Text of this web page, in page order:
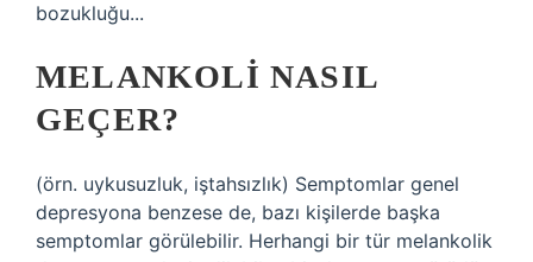
bozukluğu...
MELANKOLI NASIL
GEÇER?
(örn. uykusuzluk, iştahsızlık) Semptomlar genel
depresyona benzese de, bazı kişilerde başka
semptomlar görülebilir. Herhangi bir tür melankolik